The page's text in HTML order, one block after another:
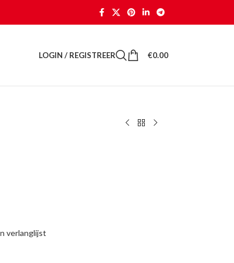
LOGIN / REGISTREER €0.00
verlanglijst